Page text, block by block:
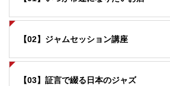
【02】ジャムセッション講座
【03】証言で綴る日本のジャズ